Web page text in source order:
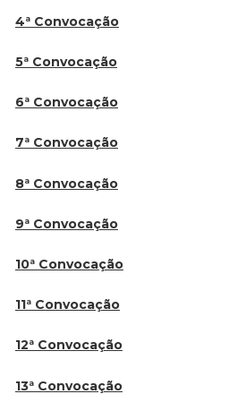
4ª Convocação
5ª Convocação
6ª Convocação
7ª Convocação
8ª Convocação
9ª Convocação
10ª Convocação
11ª Convocação
12ª Convocação
13ª Convocação